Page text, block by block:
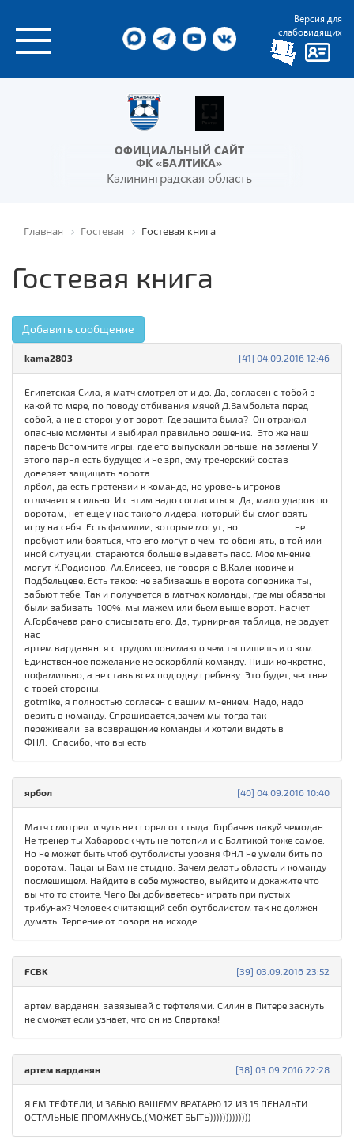
Версия для
слабовидящих
ОФИЦИАЛЬНЫЙ САЙТ
ФК «БАЛТИКА»
Калининградская область
Главная Гостевая Гостевая книга
Гостевая книга
Добавить сообщение
[41] 04.09.2016 12:46
kama2803
Египетская Сила, я матч смотрел от и до. Да, согласен с тобой в
какой то мере, по поводу отбивания мячей Д.Вамбольта перед
собой, а не в сторону от ворот. Где защита была? Он отражал
опасные моменты и выбирал правильно решение. Это же наш
парень Вспомните игры, где его выпускали раньше, на замены У
этого парня есть будущее и не зря, ему тренерский состав
доверяет защищать ворота.
ярбол, да есть претензии к команде, но уровень игроков
отличается сильно. И с этим надо согласиться. Да, мало ударов по
воротам, нет еще у нас такого лидера, который бы смог взять
игру на себя. Есть фамилии, которые могут, но ...................... не
пробуют или бояться, что его могут в чем-то обвинять, в той или
иной ситуации, стараются больше выдавать пасс. Мое мнение,
могут К.Родионов, Ал.Елисеев, не говоря о В.Каленковиче и
Подбельцеве. Есть такое: не забиваешь в ворота соперника ты,
забьют тебе. Так и получается в матчах команды, где мы обязаны
были забивать 100%, мы мажем или бьем выше ворот. Насчет
А.Горбачева рано списывать его. Да, турнирная таблица, не радует
нас
артем варданян, я с трудом понимаю о чем ты пишешь и о ком.
Единственное пожелание не оскорбляй команду. Пиши конкретно,
пофамильно, а не ставь всех под одну гребенку. Это будет, честнее
с твоей стороны.
gotmike, я полностью согласен с вашим мнением. Надо, надо
верить в команду. Спрашивается,зачем мы тогда так
переживали за возвращение команды и хотели видеть в
ФНЛ. Спасибо, что вы есть
[40] 04.09.2016 10:40
ярбол
Матч смотрел и чуть не сгорел от стыда. Горбачев пакуй чемодан.
Не тренер ты Хабаровск чуть не потопил и с Балтикой тоже самое.
Но не может быть чтоб футболисты уровня ФНЛ не умели бить по
воротам. Пацаны Вам не стыдно. Зачем делать область и команду
посмешищем. Найдите в себе мужество, выйдите и докажите что
вы что то стоите. Чего Вы добиваетесь- играть при пустых
трибунах? Человек считающий себя футболистом так не должен
думать. Терпение от позора на исходе.
[39] 03.09.2016 23:52
FCBK
артем варданян, завязывай с тефтелями. Силин в Питере заснуть
не сможет если узнает, что он из Спартака!
[38] 03.09.2016 22:28
артем варданян
Я ЕМ ТЕФТЕЛИ, И ЗАБЬЮ ВАШЕМУ ВРАТАРЮ 12 ИЗ 15 ПЕНАЛЬТИ ,
ОСТАЛЬНЫЕ ПРОМАХНУСЬ,(МОЖЕТ БЫТЬ)))))))))))))